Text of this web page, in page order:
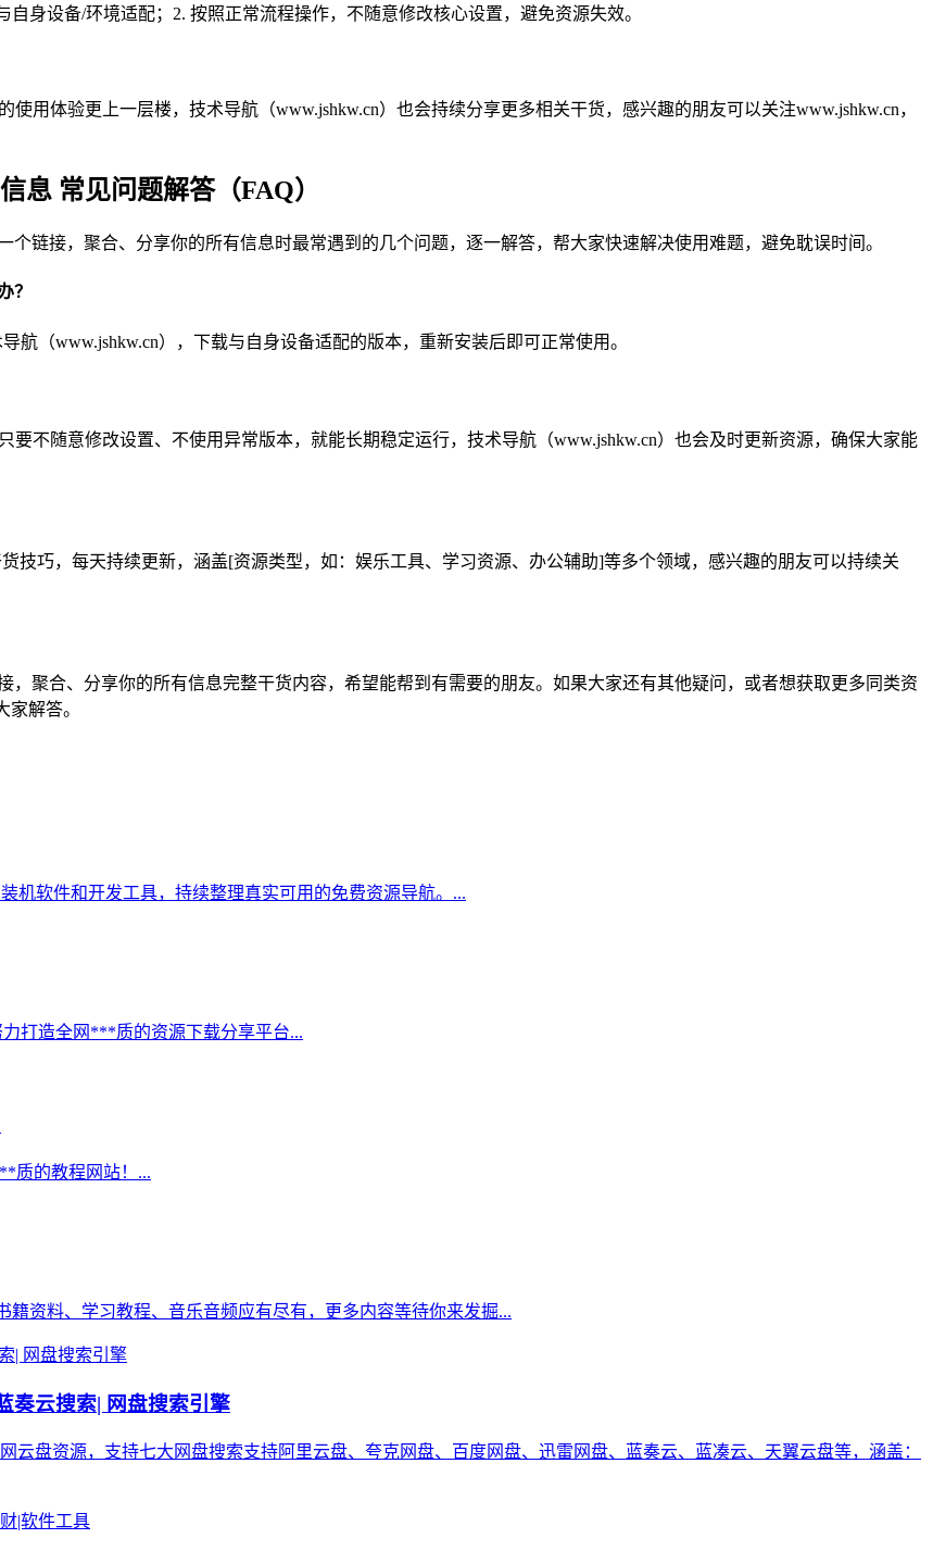
身设备/环境适配；2. 按照正常流程操作，不随意修改核心设置，避免资源失效。
用体验更上一层楼，技术导航（www.jshkw.cn）也会持续分享更多相关干货，感兴趣的朋友可以关注www.jshkw.cn，
息 常见问题解答（FAQ）
链接，聚合、分享你的所有信息时最常遇到的几个问题，逐一解答，帮大家快速解决使用难题，避免耽误时间。
？
（www.jshkw.cn），下载与自身设备适配的版本，重新安装后即可正常使用。
不随意修改设置、不使用异常版本，就能长期稳定运行，技术导航（www.jshkw.cn）也会及时更新资源，确保大家能
技巧，每天持续更新，涵盖[资源类型，如：娱乐工具、学习资源、办公辅助]等多个领域，感兴趣的朋友可以持续关
，聚合、分享你的所有信息完整干货内容，希望能帮到有需要的朋友。如果大家还有其他疑问，或者想获取更多同类资
解答。
机软件和开发工具，持续整理真实可用的免费资源导航。...
打造全网***质的资源下载分享平台...
质的教程网站！...
资料、学习教程、音乐音频应有尽有，更多内容等待你来发掘...
奏云搜索| 网盘搜索引擎
云盘资源，支持七大网盘搜索支持阿里云盘、夸克网盘、百度网盘、迅雷网盘、蓝奏云、蓝凑云、天翼云盘等，涵盖：